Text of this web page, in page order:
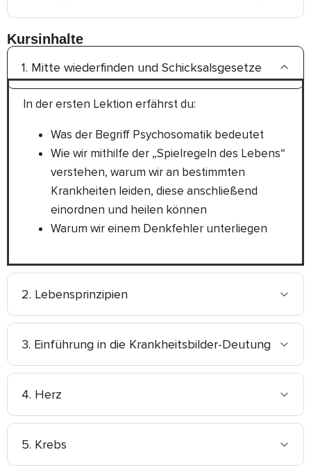
Kursinhalte
1. Mitte wiederfinden und Schicksalsgesetze
In der ersten Lektion erfährst du:
Was der Begriff Psychosomatik bedeutet
Wie wir mithilfe der „Spielregeln des Lebens“
verstehen, warum wir an bestimmten
Krankheiten leiden, diese anschließend
einordnen und heilen können
Warum wir einem Denkfehler unterliegen
2. Lebensprinzipien
3. Einführung in die Krankheitsbilder-Deutung
4. Herz
5. Krebs